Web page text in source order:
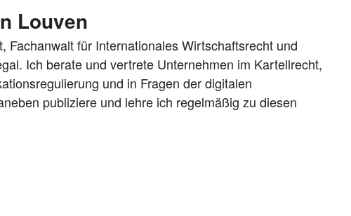
Louven
Fachanwalt für Internationales Wirtschaftsrecht und
Ich berate und vertrete Unternehmen im Kartellrecht,
und in Fragen der digitalen
publiziere und lehre ich regelmäßig zu diesen